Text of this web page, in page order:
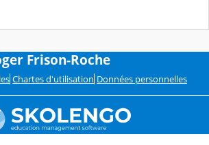
Frison-Roche
Chartes d'utilisation Données personnelles